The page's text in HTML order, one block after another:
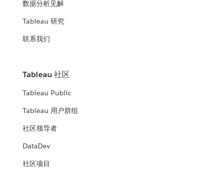
数据分析见解
Tableau 研究
联系我们
Tableau 社区
Tableau Public
Tableau 用户群组
社区领导者
DataDev
社区项目